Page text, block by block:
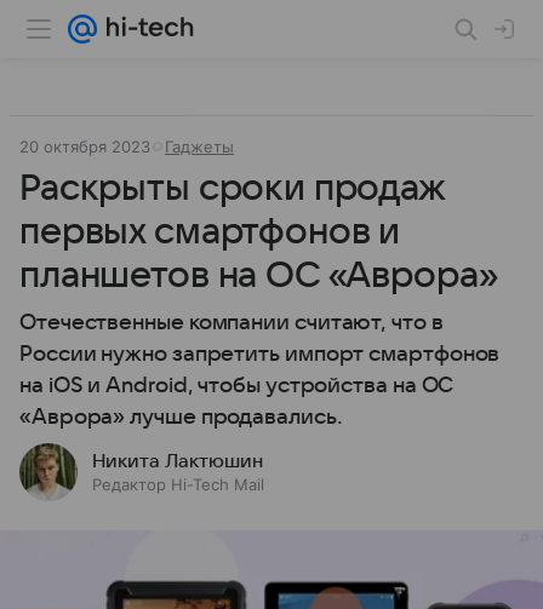
20 октября 2023 Гаджеты
Раскрыты сроки продаж
первых смартфонов и
планшетов на ОС «Аврора»
Отечественные компании считают, что в
России нужно запретить импорт смартфонов
на iOS и Android, чтобы устройства на ОС
«Аврора» лучше продавались.
Никита Лактюшин
Редактор Hi-Tech Mail